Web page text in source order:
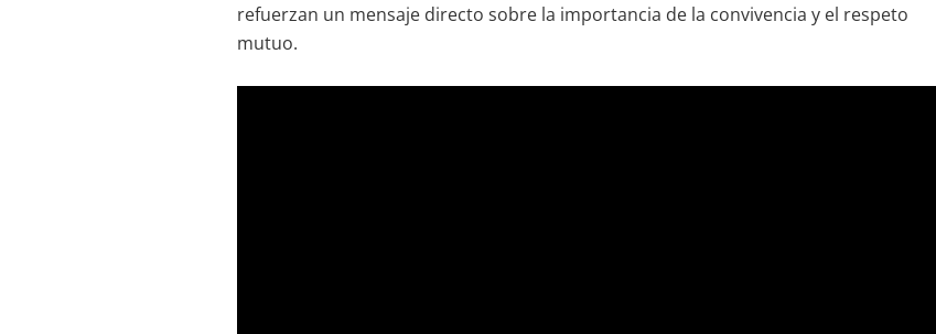
refuerzan un mensaje directo sobre la importancia de la convivencia y el respeto
mutuo.